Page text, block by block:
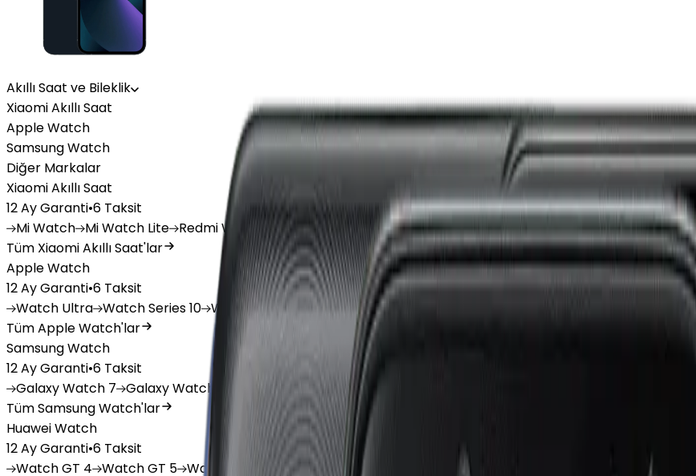
Akıllı Saat ve Bileklik
Xiaomi Akıllı Saat
Apple Watch
Samsung Watch
Diğer Markalar
Xiaomi Akıllı Saat
12 Ay Garanti•6 Taksit
MiWatch MiWatch Lite RedmiWatch 3 Active Redmi Watch 5 Lite RedmiWatch 5 Active
Tüm Xiaomi Akıllı Saat'lar
Apple Watch
12 Ay Garanti•6 Taksit
Watch Ultra WatchSeries 10 WatchSeries 9 WatchSeries 8
Tüm Apple Watch'lar
Samsung Watch
12 Ay Garanti•6 Taksit
GalaxyWatch 7 GalaxyWatch Ultra Galaxy Watch FE Galaxy
Tüm Samsung Watch'lar
Huawei Watch
12 Ay Garanti•6 Taksit
WatchGT 4 WatchGT 5 Watch GT 5 Pro WatchFit SE Watch